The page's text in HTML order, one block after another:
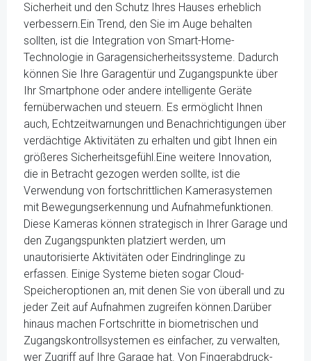
Sicherheit und den Schutz Ihres Hauses erheblich
verbessern.Ein Trend, den Sie im Auge behalten
sollten, ist die Integration von Smart-Home-
Technologie in Garagensicherheitssysteme. Dadurch
können Sie Ihre Garagentür und Zugangspunkte über
Ihr Smartphone oder andere intelligente Geräte
fernüberwachen und steuern. Es ermöglicht Ihnen
auch, Echtzeitwarnungen und Benachrichtigungen über
verdächtige Aktivitäten zu erhalten und gibt Ihnen ein
größeres Sicherheitsgefühl.Eine weitere Innovation,
die in Betracht gezogen werden sollte, ist die
Verwendung von fortschrittlichen Kamerasystemen
mit Bewegungserkennung und Aufnahmefunktionen.
Diese Kameras können strategisch in Ihrer Garage und
den Zugangspunkten platziert werden, um
unautorisierte Aktivitäten oder Eindringlinge zu
erfassen. Einige Systeme bieten sogar Cloud-
Speicheroptionen an, mit denen Sie von überall und zu
jeder Zeit auf Aufnahmen zugreifen können.Darüber
hinaus machen Fortschritte in biometrischen und
Zugangskontrollsystemen es einfacher, zu verwalten,
wer Zugriff auf Ihre Garage hat. Von Fingerabdruck-